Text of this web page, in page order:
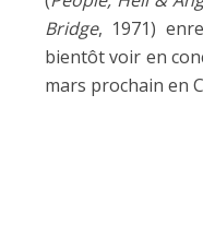
Bridge, 1971)
bientôt voir en
mars prochain en